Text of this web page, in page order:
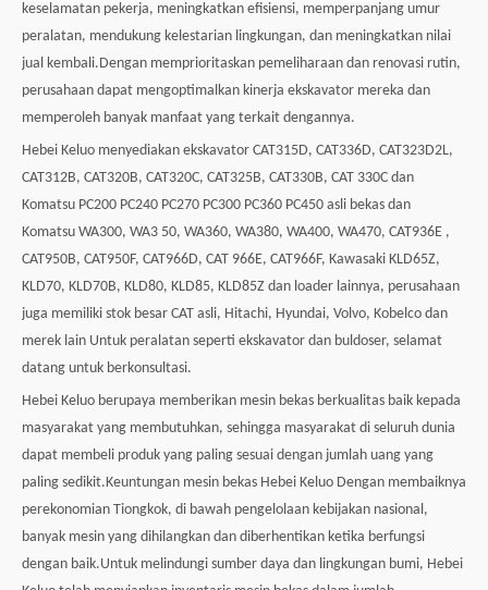
keselamatan pekerja, meningkatkan efisiensi, memperpanjang umur
peralatan, mendukung kelestarian lingkungan, dan meningkatkan nilai
jual kembali.Dengan memprioritaskan pemeliharaan dan renovasi rutin,
perusahaan dapat mengoptimalkan kinerja ekskavator mereka dan
memperoleh banyak manfaat yang terkait dengannya.
Hebei Keluo menyediakan ekskavator CAT315D, CAT336D, CAT323D2L,
CAT312B, CAT320B, CAT320C, CAT325B, CAT330B, CAT 330C dan
Komatsu PC200 PC240 PC270 PC300 PC360 PC450 asli bekas dan
Komatsu WA300, WA3 50, WA360, WA380, WA400, WA470, CAT936E ,
CAT950B, CAT950F, CAT966D, CAT 966E, CAT966F, Kawasaki KLD65Z,
KLD70, KLD70B, KLD80, KLD85, KLD85Z dan loader lainnya, perusahaan
juga memiliki stok besar CAT asli, Hitachi, Hyundai, Volvo, Kobelco dan
merek lain Untuk peralatan seperti ekskavator dan buldoser, selamat
datang untuk berkonsultasi.
Hebei Keluo berupaya memberikan mesin bekas berkualitas baik kepada
masyarakat yang membutuhkan, sehingga masyarakat di seluruh dunia
dapat membeli produk yang paling sesuai dengan jumlah uang yang
paling sedikit.Keuntungan mesin bekas Hebei Keluo Dengan membaiknya
perekonomian Tiongkok, di bawah pengelolaan kebijakan nasional,
banyak mesin yang dihilangkan dan diberhentikan ketika berfungsi
dengan baik.Untuk melindungi sumber daya dan lingkungan bumi, Hebei